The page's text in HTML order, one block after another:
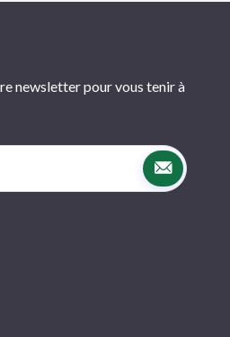
newsletter pour vous tenir à